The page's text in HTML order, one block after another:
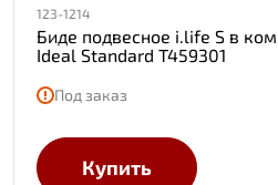
123-1214
Биде подвесное i.life S в
Ideal Standard T459301
Под заказ
Купить